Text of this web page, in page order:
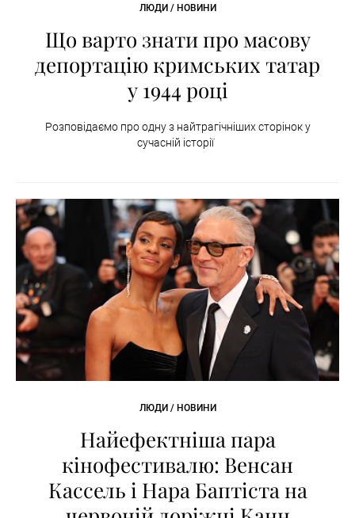
ЛЮДИ / НОВИНИ
Що варто знати про масову
депортацію кримських татар
у 1944 році
Розповідаємо про одну з найтрагічніших сторінок у
сучасній історії
ЛЮДИ / НОВИНИ
Найефектніша пара
кінофестивалю: Венсан
Кассель і Нара Баптіста на